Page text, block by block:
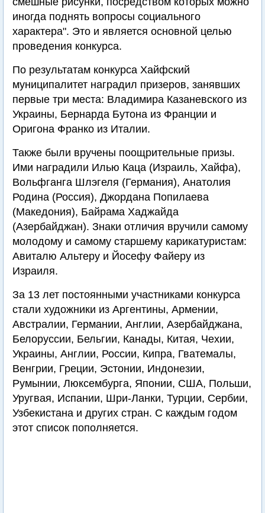
иногда поднять вопросы социального
характера". Это и является основной целью
проведения конкурса.
По результатам конкурса Хайфский
муниципалитет наградил призеров, занявших
первые три места: Владимира Казаневского из
Украины, Бернарда Бутона из Франции и
Оригона Франко из Италии.
Также были вручены поощрительные призы.
Ими наградили Илью Каца (Израиль, Хайфа),
Вольфганга Шлэгеля (Германия), Анатолия
Родина (Россия), Джордана Попилаева
(Македония), Байрама Хаджайда
(Азербайджан). Знаки отличия вручили самому
молодому и самому старшему карикатуристам:
Авиталю Альтеру и Йосефу Файеру из
Израиля.
За 13 лет постоянными участниками конкурса
стали художники из Аргентины, Армении,
Австралии, Германии, Англии, Азербайджана,
Белоруссии, Бельгии, Канады, Китая, Чехии,
Украины, Англии, России, Кипра, Гватемалы,
Венгрии, Греции, Эстонии, Индонезии,
Румынии, Люксембурга, Японии, США, Польши,
Уругвая, Испании, Шри-Ланки, Турции, Сербии,
Узбекистана и других стран. С каждым годом
этот список пополняется.